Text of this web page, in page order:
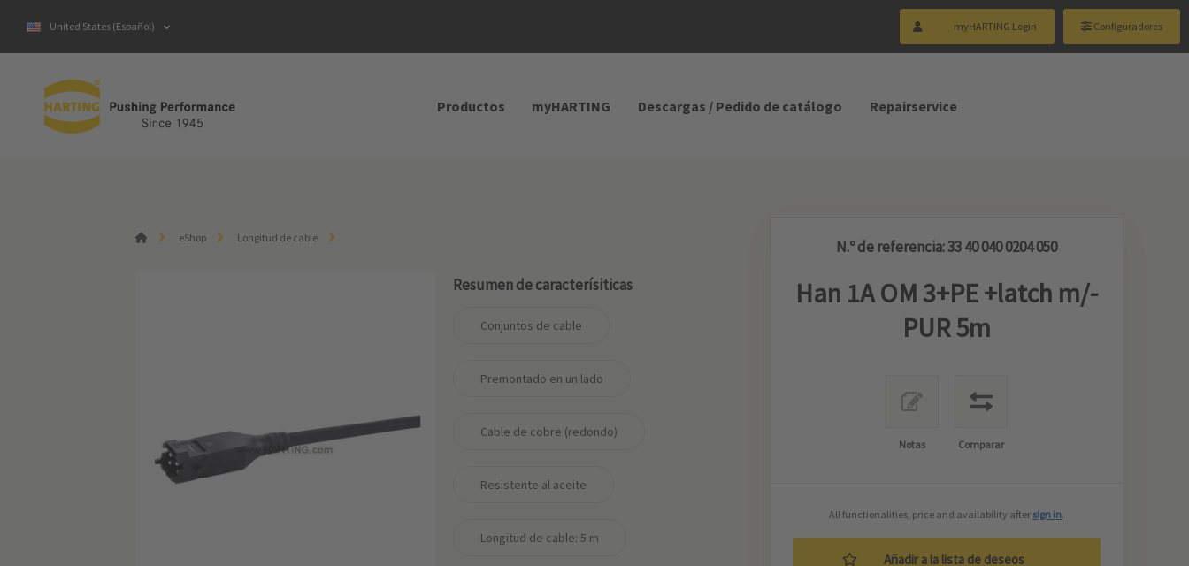
United States (Español) myHARTING Login Configuradores
Productos myHARTING Descargas / Pedido de catálogo Repairservice
eShop Longitud de cable
Resumen de caracterísiticas
Conjuntos de cable
Premontado en un lado
Cable de cobre (redondo)
Resistente al aceite
Longitud de cable: 5 m
N.º de referencia: 33 40 040 0204 050
Han 1A OM 3+PE +latch m/-
PUR 5m
Notas Comparar
All functionalities, price and availability after sign in.
Añadir a la lista de deseos